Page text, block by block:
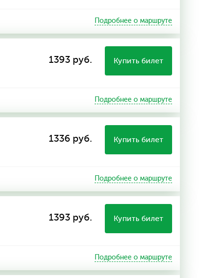
Подробнее о маршруте
1393 руб. Купить билет
Подробнее о маршруте
1336 руб. Купить билет
Подробнее о маршруте
1393 руб. Купить билет
Подробнее о маршруте